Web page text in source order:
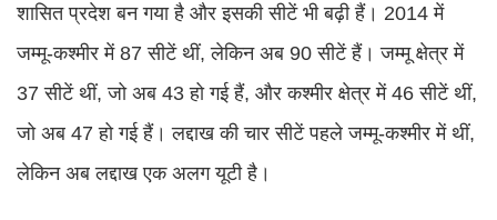
शासित प्रदेश बन गया है और इसकी सीटें भी बढ़ी हैं। 2014 में
जम्मू-कश्मीर में 87 सीटें थीं, लेकिन अब 90 सीटें हैं। जम्मू क्षेत्र में
37 सीटें थीं, जो अब 43 हो गई हैं, और कश्मीर क्षेत्र में 46 सीटें थीं,
जो अब 47 हो गई हैं। लद्दाख की चार सीटें पहले जम्मू-कश्मीर में थीं,
लेकिन अब लद्दाख एक अलग यूटी है।